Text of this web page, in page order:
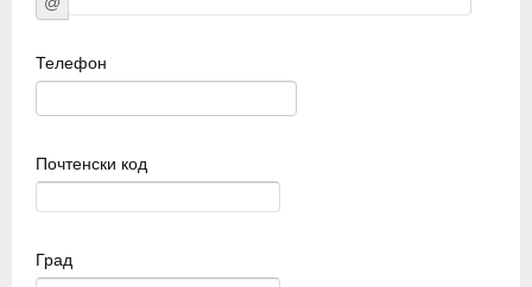
Телефон
Почтенски код
Град